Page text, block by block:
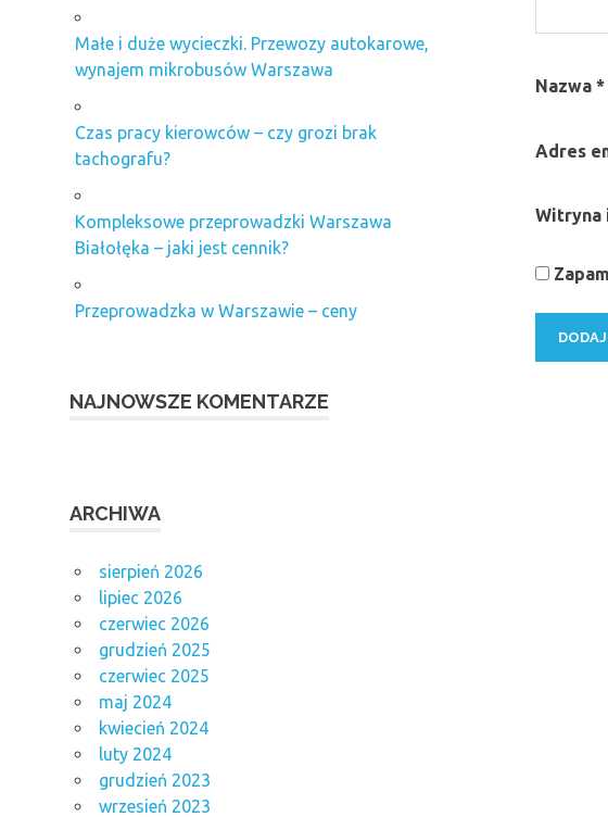
Nazwa *
Adres
Witryna
Małe i duże wycieczki. Przewozy autokarowe,
wynajem mikrobusów Warszawa
Czas pracy kierowców – czy grozi brak
tachografu?
Kompleksowe przeprowadzki Warszawa
Białołęka – jaki jest cennik?
Przeprowadzka w Warszawie – ceny
NAJNOWSZE KOMENTARZE
ARCHIWA
sierpień 2026
lipiec 2026
czerwiec 2026
grudzień 2025
czerwiec 2025
maj 2024
kwiecień 2024
luty 2024
grudzień 2023
wrzesień 2023